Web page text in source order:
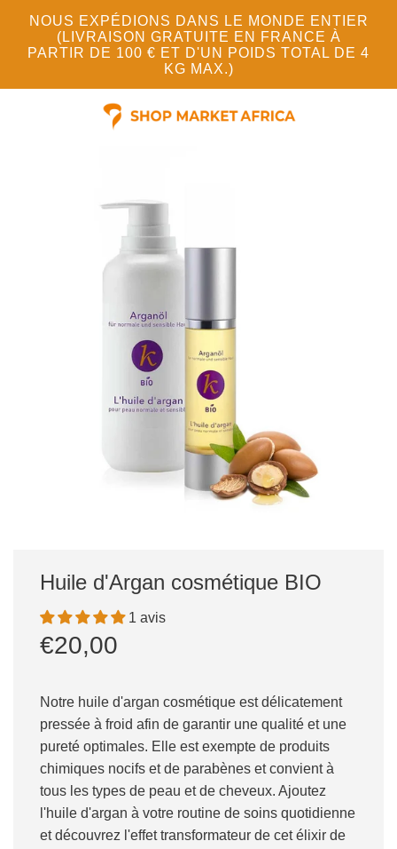
NOUS EXPÉDIONS DANS LE MONDE ENTIER
(LIVRAISON GRATUITE EN FRANCE À
PARTIR DE 100 € ET D'UN POIDS TOTAL DE 4
KG MAX.)
Huile d'Argan cosmétique BIO
1 avis
Prix
Prix
régulier
€20,00
Notre huile d'argan cosmétique est délicatement
pressée à froid afin de garantir une qualité et une
pureté optimales. Elle est exempte de produits
chimiques nocifs et de parabènes et convient à
tous les types de peau et de cheveux. Ajoutez
l'huile d'argan à votre routine de soins quotidienne
et découvrez l'effet transformateur de cet élixir de